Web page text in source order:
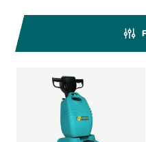
760 mm
E83
830 mm